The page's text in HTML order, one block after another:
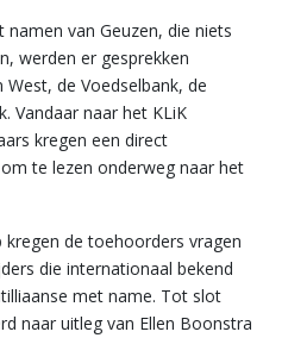
van Geuzen, die niets
werden er gesprekken
de Voedselbank, de
Vandaar naar het KLiK
kregen een direct
te lezen onderweg naar het
de toehoorders vragen
die internationaal bekend
met name. Tot slot
naar uitleg van Ellen Boonstra